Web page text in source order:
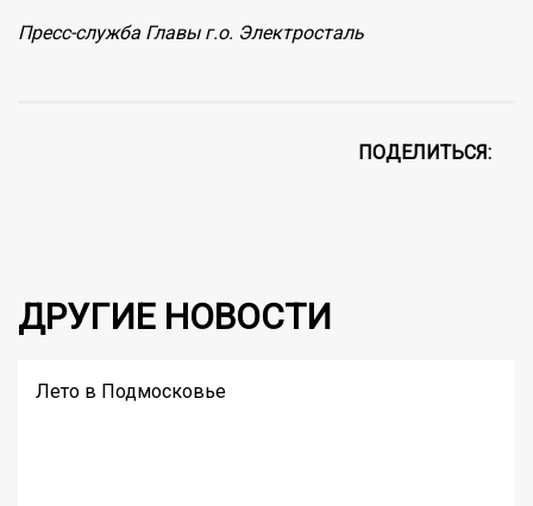
Пресс-служба Главы г.о. Электросталь
ПОДЕЛИТЬСЯ:
ДРУГИЕ НОВОСТИ
Лето в Подмосковье